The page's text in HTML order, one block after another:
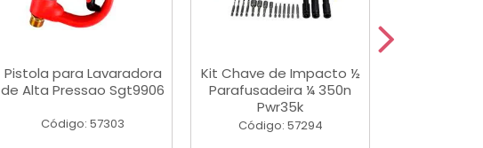
Pistola para Lavaradora
de Alta Pressao Sgt9906
Código: 57303
Kit Chave de Impacto ½
Parafusadeira ¼ 350n
Pwr35k
Código: 57294